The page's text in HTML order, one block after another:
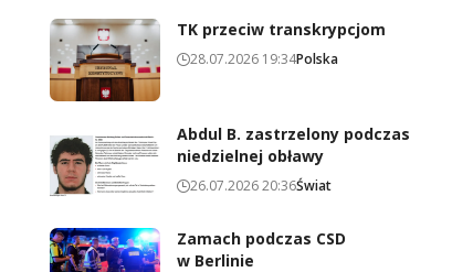
TK przeciw transkrypcjom
28.07.2026 19:34Polska
Abdul B. zastrzelony podczas
niedzielnej obławy
26.07.2026 20:36Świat
Zamach podczas CSD
w Berlinie